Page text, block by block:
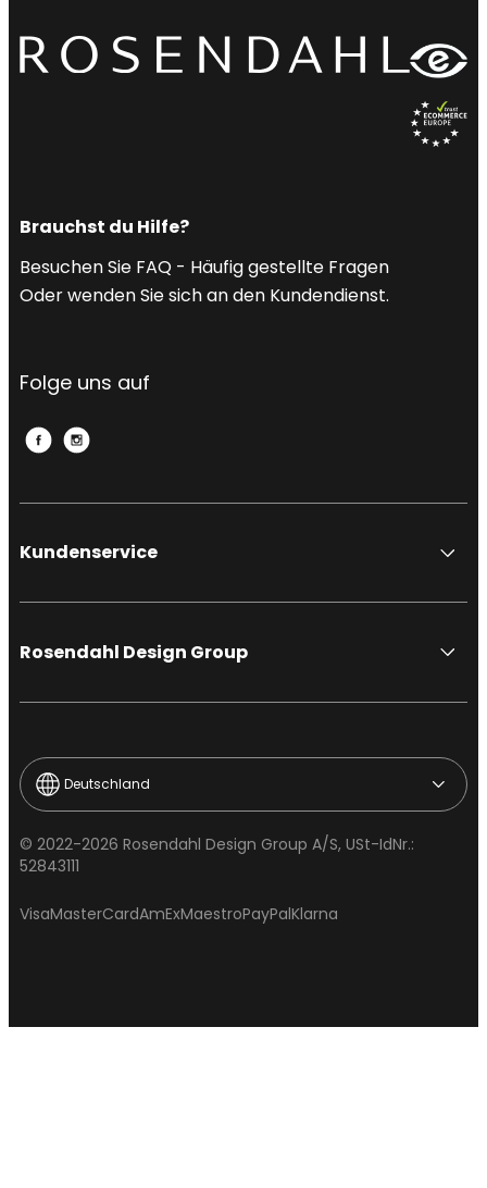
Brauchst du Hilfe?
Besuchen Sie FAQ - Häufig gestellte Fragen
Oder wenden Sie sich an den Kundendienst.
Folge uns auf
Kundenservice
Rosendahl Design Group
© 2022-2026 Rosendahl Design Group A/S, USt-IdNr.:
52843111
VisaMasterCardAmExMaestroPayPalKlarna
Deutschland